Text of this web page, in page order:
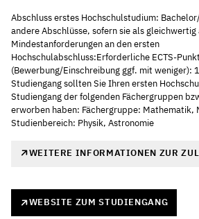
Abschluss erstes Hochschulstudium:
andere Abschlüsse, sofern sie als
Mindestanforderungen an den ersten
Hochschulabschluss:Erforderliche ECTS-
(Bewerbung/Einschreibung ggf. mit weniger):
Studiengang sollten Sie Ihren ersten
Studiengang der folgenden Fächergruppen
erworben haben: Fächergruppe: Mathematik,
Studienbereich: Physik, Astronomie
WEITERE INFORMATIONEN ZUR
WEBSITE ZUM STUDIENGANG